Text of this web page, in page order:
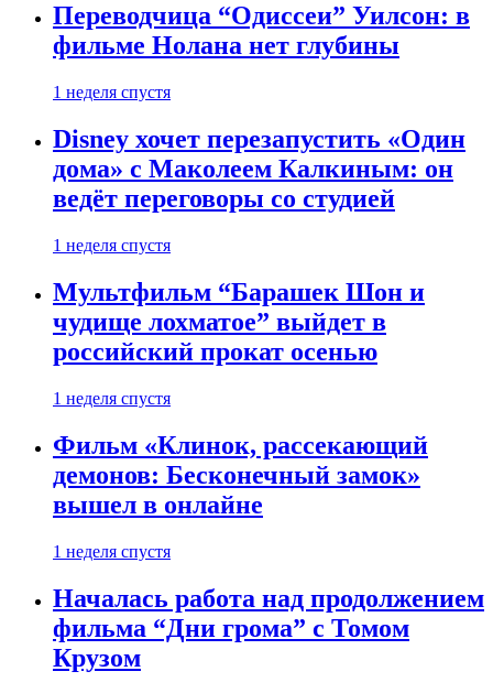
Переводчица “Одиссеи” Уилсон: в
фильме Нолана нет глубины
1 неделя спустя
Disney хочет перезапустить «Один
дома» с Маколеем Калкиным: он
ведёт переговоры со студией
1 неделя спустя
Мультфильм “Барашек Шон и
чудище лохматое” выйдет в
российский прокат осенью
1 неделя спустя
Фильм «Клинок, рассекающий
демонов: Бесконечный замок»
вышел в онлайне
1 неделя спустя
Началась работа над продолжением
фильма “Дни грома” с Томом
Крузом